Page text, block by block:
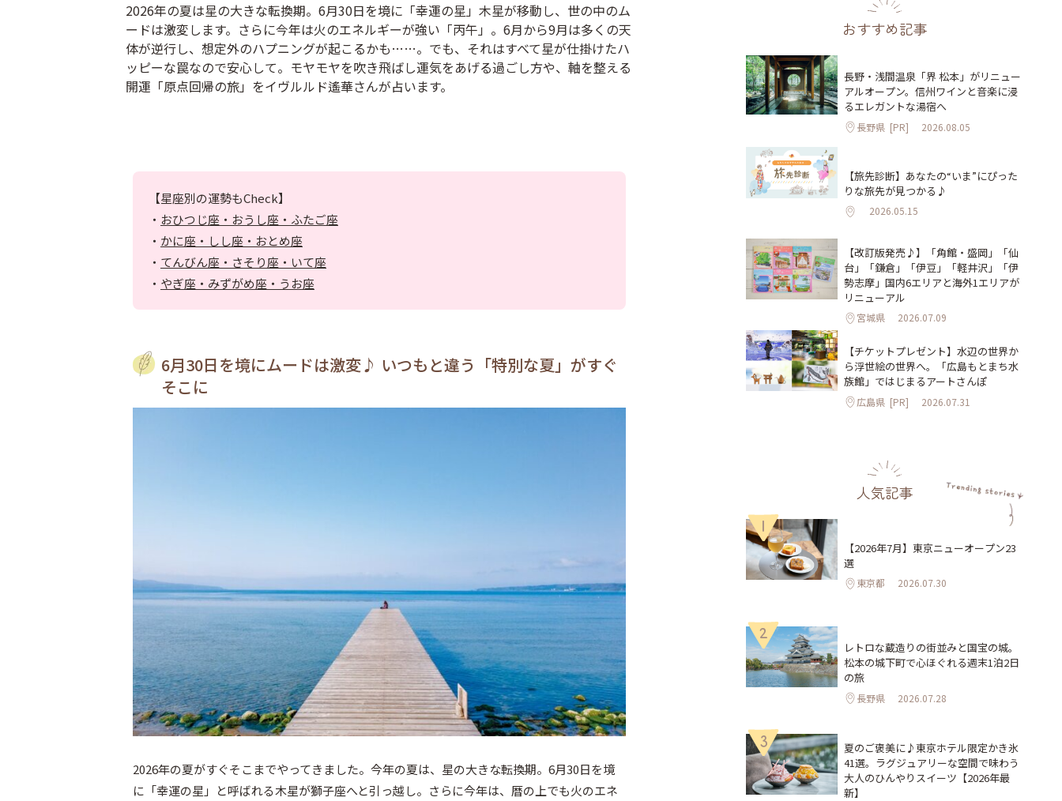
2026年の夏は星の大きな転換期。6月30日を境に「幸運の星」木星が移動し、世の中のム
ードは激変します。さらに今年は火のエネルギーが強い「丙午」。6月から9月は多くの天
体が逆行し、想定外のハプニングが起こるかも……。でも、それはすべて星が仕掛けたハ
ッピーな罠なので安心して。モヤモヤを吹き飛ばし運気をあげる過ごし方や、軸を整える
開運「原点回帰の旅」をイヴルルド遙華さんが占います。
【星座別の運勢もCheck】
・ おひつじ座・おうし座・ふたご座
・ かに座・しし座・おとめ座
・ てんびん座・さそり座・いて座
・ やぎ座・みずがめ座・うお座
6月30日を境にムードは激変♪ いつもと違う「特別な夏」がすぐ
そこに
2026年の夏がすぐそこまでやってきました。今年の夏は、星の大きな転換期。6月30日を境
に「幸運の星」と呼ばれる木星が獅子座へと引っ越し。さらに今年は、暦の上でも火のエネ
おすすめ記事
長野・浅間温泉「界 松本」がリニュー
アルオープン。信州ワインと音楽に浸
るエレガントな湯宿へ
長野県 [PR] 2026.08.05
【旅先診断】あなたの“いま”にぴった
りな旅先が見つかる♪
2026.05.15
【改訂版発売♪】「角館・盛岡」「仙
台」「鎌倉」「伊豆」「軽井沢」「伊
勢志摩」国内6エリアと海外1エリアが
リニューアル
宮城県 2026.07.09
【チケットプレゼント】水辺の世界か
ら浮世絵の世界へ。「広島もとまち水
族館」ではじまるアートさんぽ
広島県 [PR] 2026.07.31
人気記事
1
【2026年7月】東京ニューオープン23
選
東京都 2026.07.30
2
レトロな蔵造りの街並みと国宝の城。
松本の城下町で心ほぐれる週末1泊2日
の旅
長野県 2026.07.28
3
夏のご褒美に♪東京ホテル限定かき氷
41選。ラグジュアリーな空間で味わう
大人のひんやりスイーツ【2026年最
新】